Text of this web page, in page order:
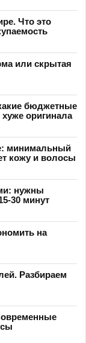
Что это
или скрытая
бюджетные
оригинала
минимальный
кожу и волосы
нужны
30 минут
на
Разбираем